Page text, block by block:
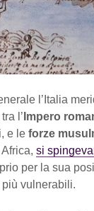
l’Italia
l’ Impero
e le forze
si
per la sua
vulnerabili.